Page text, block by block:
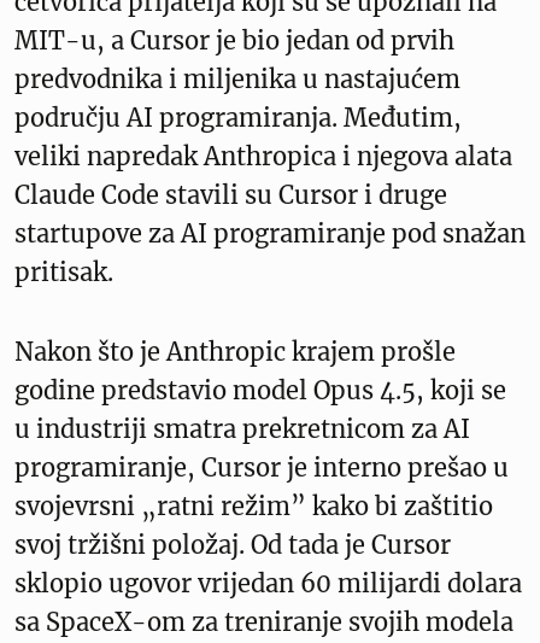
MIT-u, a Cursor je bio jedan od prvih
predvodnika i miljenika u nastajućem
području AI programiranja. Međutim,
veliki napredak Anthropica i njegova alata
Claude Code stavili su Cursor i druge
startupove za AI programiranje pod snažan
pritisak.
Nakon što je Anthropic krajem prošle
godine predstavio model Opus 4.5, koji se
u industriji smatra prekretnicom za AI
programiranje, Cursor je interno prešao u
svojevrsni „ratni režim” kako bi zaštitio
svoj tržišni položaj. Od tada je Cursor
sklopio ugovor vrijedan 60 milijardi dolara
sa SpaceX-om za treniranje svojih modela